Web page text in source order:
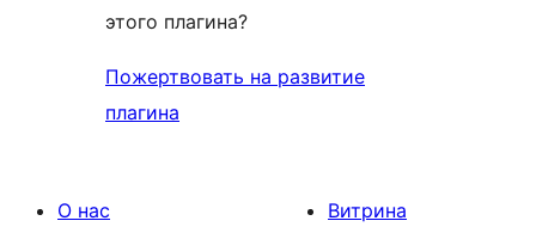
этого плагина?
Пожертвовать на развитие
плагина
О нас
Витрина